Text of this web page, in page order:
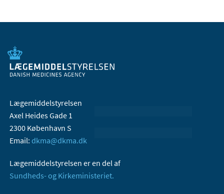
Lægemiddelstyrelsen
Axel Heides Gade 1
2300 København S
Email: dkma@dkma.dk
Lægemiddelstyrelsen er en del af
Sundheds- og Kirkeministeriet.